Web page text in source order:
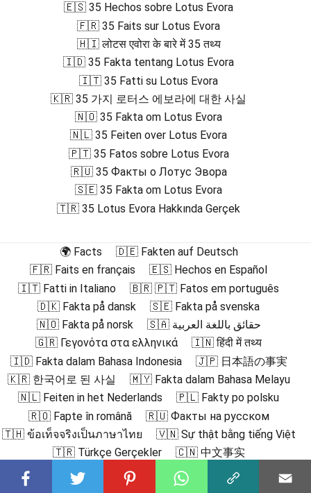
🇪🇸 35 Hechos sobre Lotus Evora
🇫🇷 35 Faits sur Lotus Evora
🇭🇮 लोटस एवोरा के बारे में 35 तथ्य
🇮🇩 35 Fakta tentang Lotus Evora
🇮🇹 35 Fatti su Lotus Evora
🇰🇷 35 가지 로터스 에보라에 대한 사실
🇳🇴 35 Fakta om Lotus Evora
🇳🇱 35 Feiten over Lotus Evora
🇵🇹 35 Fatos sobre Lotus Evora
🇷🇺 35 Факты о Лотус Эвора
🇸🇪 35 Fakta om Lotus Evora
🇹🇷 35 Lotus Evora Hakkında Gerçek
🌍 Facts
🇩🇪 Fakten auf Deutsch
🇫🇷 Faits en français
🇪🇸 Hechos en Español
🇮🇹 Fatti in Italiano
🇧🇷 🇵🇹 Fatos em português
🇩🇰 Fakta på dansk
🇸🇪 Fakta på svenska
🇳🇴 Fakta på norsk
🇸🇦 حقائق باللغة العربية
🇬🇷 Γεγονότα στα ελληνικά
🇮🇳 हिंदी में तथ्य
🇮🇩 Fakta dalam Bahasa Indonesia
🇯🇵 日本語の事実
🇰🇷 한국어로 된 사실
🇲🇾 Fakta dalam Bahasa Melayu
🇳🇱 Feiten in het Nederlands
🇵🇱 Fakty po polsku
🇷🇴 Fapte în română
🇷🇺 Факты на русском
🇹🇭 ข้อเท็จจริงเป็นภาษาไทย
🇻🇳 Sự thật bằng tiếng Việt
🇹🇷 Türkçe Gerçekler
🇨🇳 中文事实